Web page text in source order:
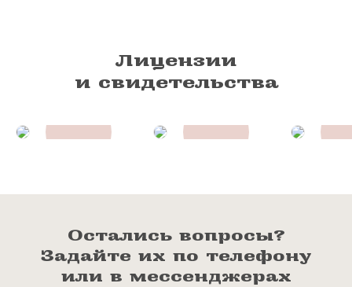
Лицензии
и свидетельства
Остались вопросы?
Задайте их по телефону
или в мессенджерах